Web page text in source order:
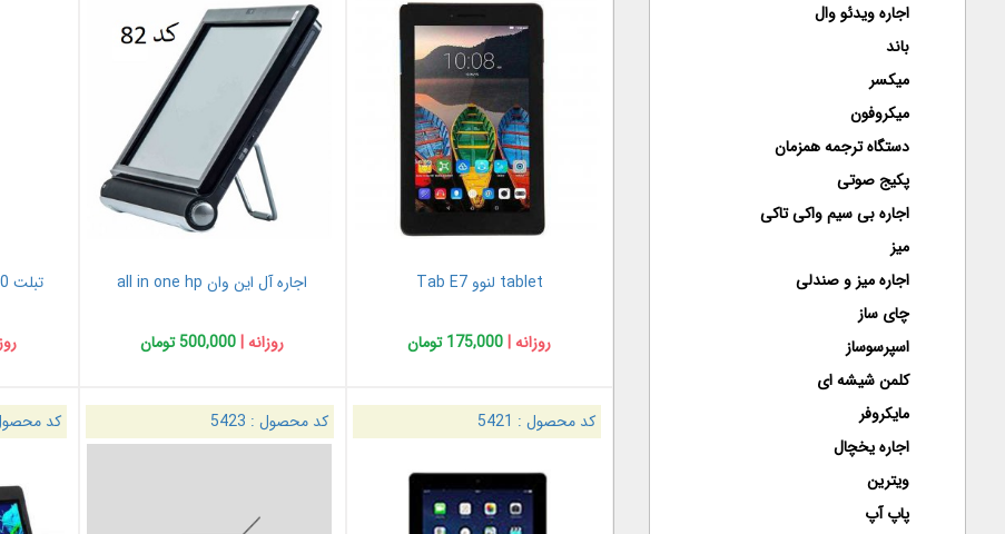
tablet لنوو Tab E7
روزانه | 175,000 تومان
اجاره آل این وان all in one hp
روزانه | 500,000 تومان
تبلت 10 اینچ سامسونگ TAB A
کد محصول : 5421 کد محصول : 5423 کد
اجاره ویدئو وال
باند
میکسر
میکروفون
دستگاه ترجمه همزمان
پکیج صوتی
اجاره بی سیم واکی تاکی
میز
اجاره میز و صندلی
چای ساز
اسپرسوساز
کلمن شیشه ای
مایکروفر
اجاره یخچال
ویترین
پاپ آپ